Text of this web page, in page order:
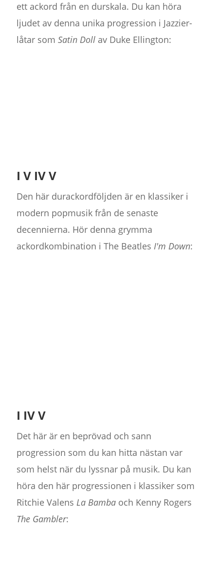
ett ackord från en durskala. Du kan höra
ljudet av denna unika progression i Jazzier-
låtar som Satin Dollav Duke Ellington:
I V IV V
Den här durackordföljden är en klassiker i
modern popmusik från de senaste
decennierna. Hör denna grymma
ackordkombination i The Beatles I'm Down:
I IV V
Det här är en beprövad och sann
progression som du kan hitta nästan var
som helst när du lyssnar på musik. Du kan
höra den här progressionen i klassiker som
Ritchie Valens La Bambaoch Kenny Rogers
The Gambler: